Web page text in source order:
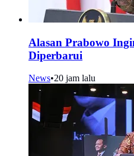
Alasan Prabowo
Diperbarui
News•20 jam lalu